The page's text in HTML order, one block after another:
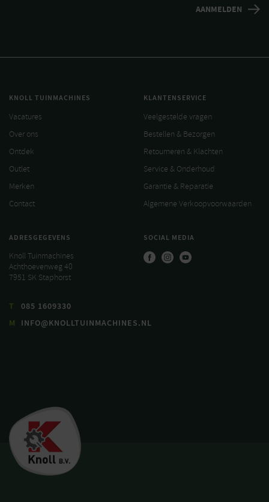
KNOLL TUINMACHINES
Vacatures
Over ons
Ontdek
Outlet
Merken
Contact
KLANTENSERVICE
Veelgestelde vragen
Bestellen & Bezorgen
Retourneren & Klachten
Service & Onderhoud
Garantie & Reparatie
Algemene Verkoopvoorwaarden
ADRESGEGEVENS
Knoll Tuinmachines
Achthoevenweg 40
7951 SK Staphorst
T
085 1609330
M
INFO@KNOLLTUINMACHINES.NL
SOCIAL MEDIA